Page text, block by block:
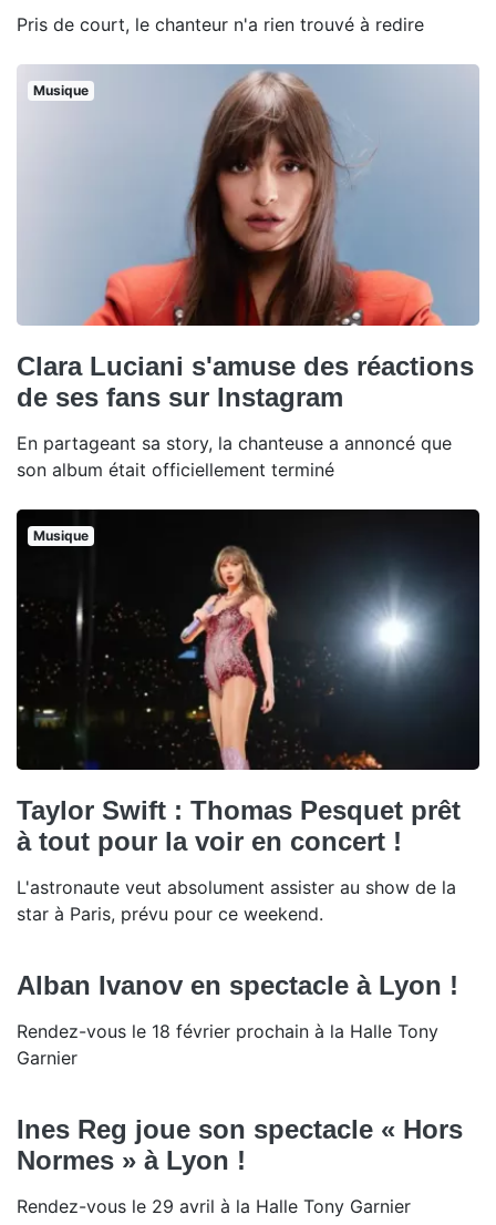
Pris de court, le chanteur n'a rien trouvé à redire
Musique
Clara Luciani s'amuse des réactions
de ses fans sur Instagram
En partageant sa story, la chanteuse a annoncé que
son album était officiellement terminé
Musique
Taylor Swift : Thomas Pesquet prêt
à tout pour la voir en concert !
L'astronaute veut absolument assister au show de la
star à Paris, prévu pour ce weekend.
Alban Ivanov en spectacle à Lyon !
Rendez-vous le 18 février prochain à la Halle Tony
Garnier
Ines Reg joue son spectacle « Hors
Normes » à Lyon !
Rendez-vous le 29 avril à la Halle Tony Garnier